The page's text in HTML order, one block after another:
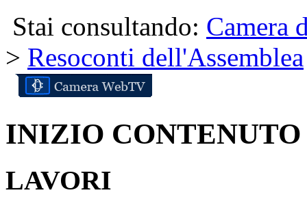
Stai consultando: Camera
> Resoconti dell'Assemblea
INIZIO CONTENUTO
LAVORI